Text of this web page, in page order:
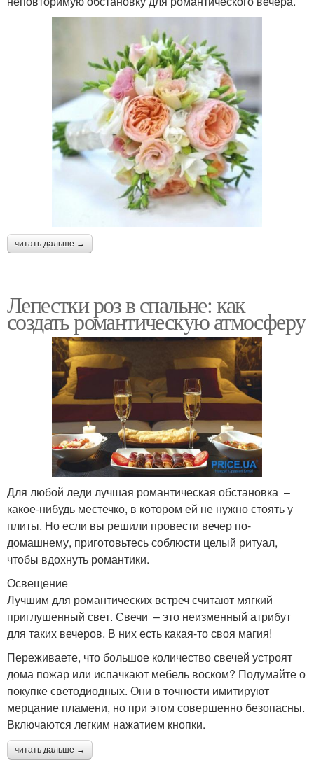
читать дальше →
Лепестки роз в спальне: как
создать романтическую атмосферу
Для любой леди лучшая романтическая обстановка –
какое-нибудь местечко, в котором ей не нужно стоять у
плиты. Но если вы решили провести вечер по-
домашнему, приготовьтесь соблюсти целый ритуал,
чтобы вдохнуть романтики.
Освещение
Лучшим для романтических встреч считают мягкий
приглушенный свет. Свечи – это неизменный атрибут
для таких вечеров. В них есть какая-то своя магия!
Переживаете, что большое количество свечей устроят
дома пожар или испачкают мебель воском? Подумайте о
покупке светодиодных. Они в точности имитируют
мерцание пламени, но при этом совершенно безопасны.
Включаются легким нажатием кнопки.
читать дальше →